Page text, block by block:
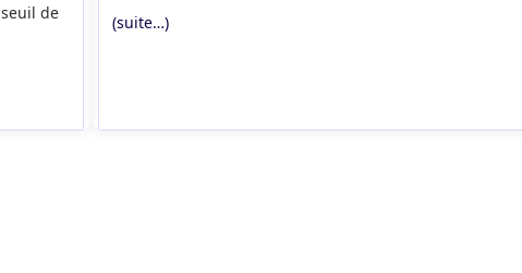
de
(suite…)